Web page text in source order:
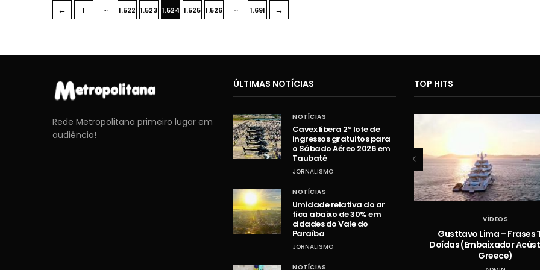
← 1 … 1.522 1.523 1.524 1.525 1.526 … 1.691 →
Rede Metropolitana primeiro lugar em
audiência!
ÚLTIMAS NOTÍCIAS
NOTÍCIAS
Cavex libera 2º lote de
ingressos gratuitos para
o Sábado Aéreo 2026 em
Taubaté
JORNALISMO
NOTÍCIAS
Umidade relativa do ar
fica abaixo de 30% em
cidades do Vale do
Paraíba
JORNALISMO
NOTÍCIAS
TOP HITS
VÍDEOS
Hugo e Guilherme – Vazou na
Braquiara
VÍDEOS
Gusttavo Lima – Frases
Doídas (Embaixador
Greece)